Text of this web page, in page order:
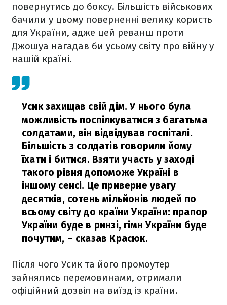
повернутись до боксу. Більшість військових
бачили у цьому поверненні велику користь
для України, адже цей реванш проти
Джошуа нагадав би усьому світу про війну у
нашій країні.
Усик захищав свій дім. У нього була
можливість поспілкуватися з багатьма
солдатами, він відвідував госпіталі.
Більшість з солдатів говорили йому
їхати і битися. Взяти участь у заході
такого рівня допоможе Україні в
іншому сенсі. Це приверне увагу
десятків, сотень мільйонів людей по
всьому світу до країни України: прапор
України буде в ринзі, гімн України буде
почутим, – сказав Красюк.
Після чого Усик та його промоутер
зайнялись перемовинами, отримали
офіційний дозвіл на виїзд із країни.